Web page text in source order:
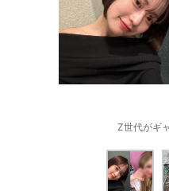
Z世代がギ